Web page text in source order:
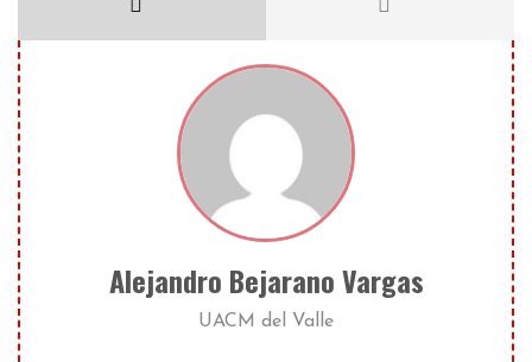
Alejandro Bejarano Vargas
UACM del Valle